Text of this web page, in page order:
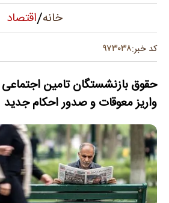
خانه/اقتصاد
کد خبر:۹۷۳۰۳۸
واریز معوقات و صدور احکام جدید